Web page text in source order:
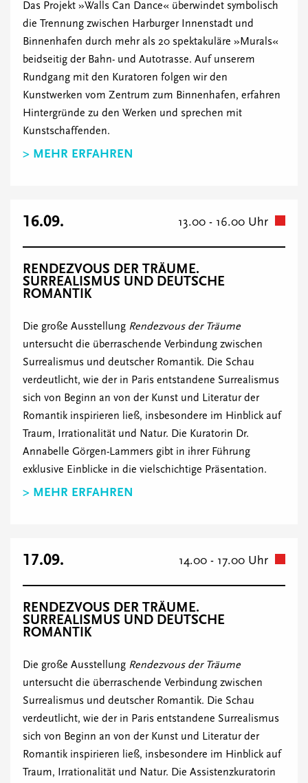
Das Projekt »Walls Can Dance« überwindet symbolisch
die Trennung zwischen Harburger Innenstadt und
Binnenhafen durch mehr als 20 spektakuläre »Murals«
beidseitig der Bahn- und Autotrasse. Auf unserem
Rundgang mit den Kuratoren folgen wir den
Kunstwerken vom Zentrum zum Binnenhafen, erfahren
Hintergründe zu den Werken und sprechen mit
Kunstschaffenden.
> MEHR ERFAHREN
16.09. 13.00 - 16.00 Uhr
RENDEZVOUS DER TRÄUME.
SURREALISMUS UND DEUTSCHE
ROMANTIK
Die große Ausstellung Rendezvous der Träume
untersucht die überraschende Verbindung zwischen
Surrealismus und deutscher Romantik. Die Schau
verdeutlicht, wie der in Paris entstandene Surrealismus
sich von Beginn an von der Kunst und Literatur der
Romantik inspirieren ließ, insbesondere im Hinblick auf
Traum, Irrationalität und Natur. Die Kuratorin Dr.
Annabelle Görgen-Lammers gibt in ihrer Führung
exklusive Einblicke in die vielschichtige Präsentation.
> MEHR ERFAHREN
17.09. 14.00 - 17.00 Uhr
RENDEZVOUS DER TRÄUME.
SURREALISMUS UND DEUTSCHE
ROMANTIK
Die große Ausstellung Rendezvous der Träume
untersucht die überraschende Verbindung zwischen
Surrealismus und deutscher Romantik. Die Schau
verdeutlicht, wie der in Paris entstandene Surrealismus
sich von Beginn an von der Kunst und Literatur der
Romantik inspirieren ließ, insbesondere im Hinblick auf
Traum, Irrationalität und Natur. Die Assistenzkuratorin